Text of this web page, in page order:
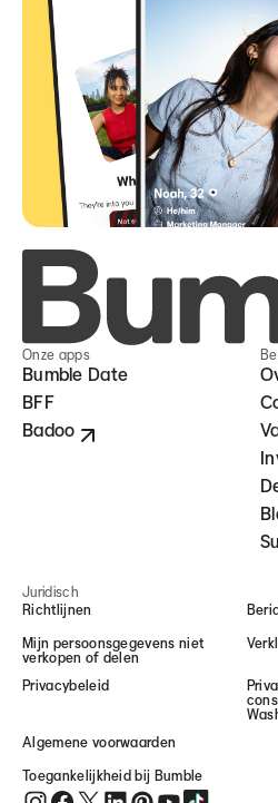
Onze apps
Bumble Date
BFF
Badoo
Juridisch
Richtlijnen
Mijn persoonsgegevens niet
verkopen of delen
Privacybeleid
Algemene voorwaarden
Toegankelijkheid bij Bumble